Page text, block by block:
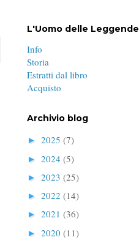
L'Uomo delle Leggende
Info
Storia
Estratti dal libro
Acquisto
Archivio blog
► 2025 (7)
► 2024 (5)
► 2023 (25)
► 2022 (14)
► 2021 (36)
► 2020 (11)